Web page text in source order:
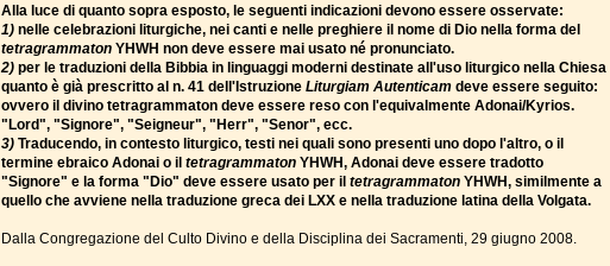
Alla luce di quanto sopra esposto, le seguenti indicazioni devono essere osservate:
1) nelle celebrazioni liturgiche, nei canti e nelle preghiere il nome di Dio nella forma del
tetragrammaton YHWH non deve essere mai usato né pronunciato.
2) per le traduzioni della Bibbia in linguaggi moderni destinate all'uso liturgico nella Chiesa
quanto è già prescritto al n. 41 dell'Istruzione Liturgiam Autenticam deve essere seguito:
ovvero il divino tetragrammaton deve essere reso con l'equivalmente Adonai/Kyrios.
"Lord", "Signore", "Seigneur", "Herr", "Senor", ecc.
3) Traducendo, in contesto liturgico, testi nei quali sono presenti uno dopo l'altro, o il
termine ebraico Adonai o il tetragrammaton YHWH, Adonai deve essere tradotto
"Signore" e la forma "Dio" deve essere usato per il tetragrammaton YHWH, similmente a
quello che avviene nella traduzione greca dei LXX e nella traduzione latina della Volgata.
Dalla Congregazione del Culto Divino e della Disciplina dei Sacramenti, 29 giugno 2008.